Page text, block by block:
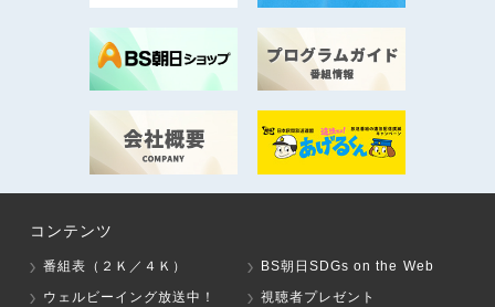
コンテンツ
番組表（２Ｋ／４Ｋ）
BS朝日SDGs on the Web
ウェルビーイング放送中！
視聴者プレゼント